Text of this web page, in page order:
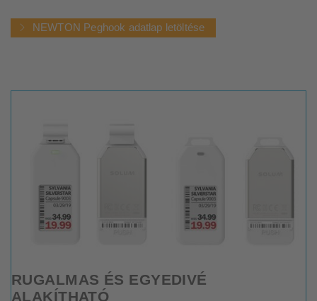
NEWTON Peghook adatlap letöltése
RUGALMAS ÉS EGYEDIVÉ
ALAKÍTHATÓ